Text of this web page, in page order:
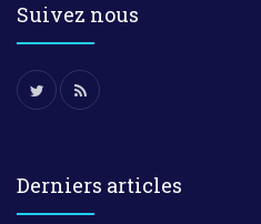
Suivez nous
Derniers articles